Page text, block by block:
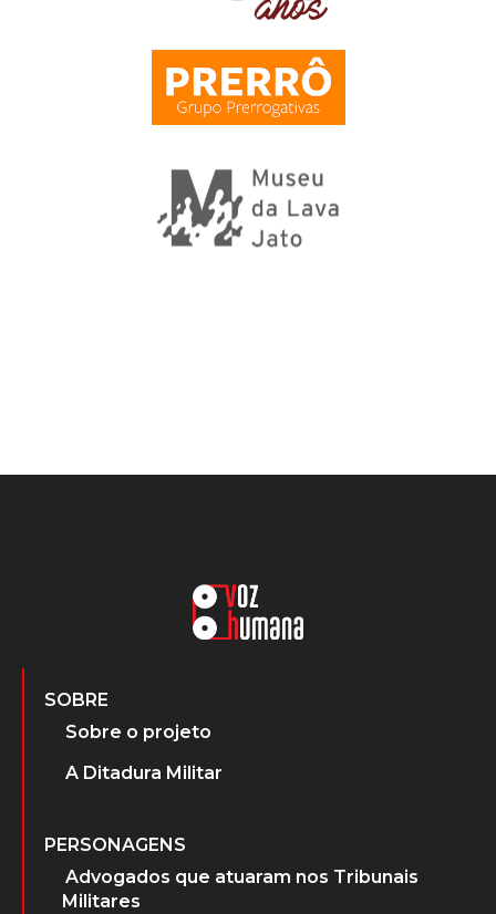
SOBRE
Sobre o projeto
A Ditadura Militar
PERSONAGENS
Advogados que atuaram nos Tribunais
Militares